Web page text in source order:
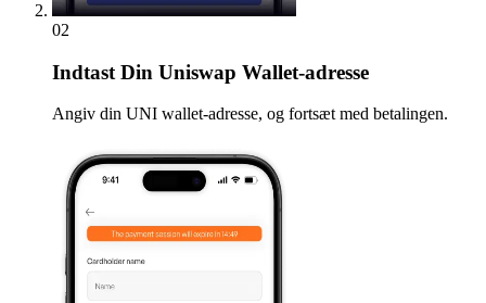
02
Indtast Din Uniswap Wallet-adresse
Angiv din UNI wallet-adresse, og fortsæt med betalingen.